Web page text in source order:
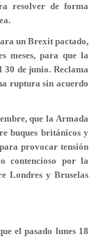
resolver de forma
un Brexit pactado,
meses, para que la
30 de junio. Reclama
ruptura sin acuerdo
que la Armada
buques británicos y
provocar tensión
contencioso por la
Londres y Bruselas
el pasado lunes 18